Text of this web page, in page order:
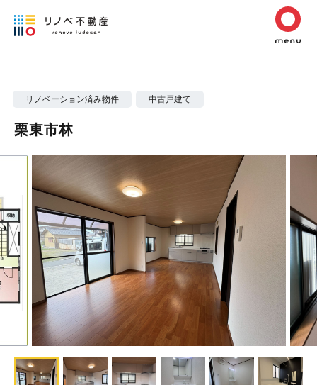
リノベーション済み物件 中古戸建て
栗東市林